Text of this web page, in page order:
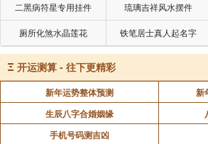
小年这一天，除了吃灶糖，大家
有种说法，吃年糕能让新的一年步
一种说法认为吃年糕能够黏住灶王
好话，少说坏话，保佑家庭平安。
地方在小年这天还会吃饺子，这代
风的面”。因为灶王爷要上天报告，
二黑病符星专用挂件 琉璃吉祥风水摆件
厕所化煞水晶莲花 铁笔居士真人起名字
Ξ 开运测算 - 往下更精彩
新年运势整体预测
新
生辰八字合婚姻缘
手机号码测吉凶